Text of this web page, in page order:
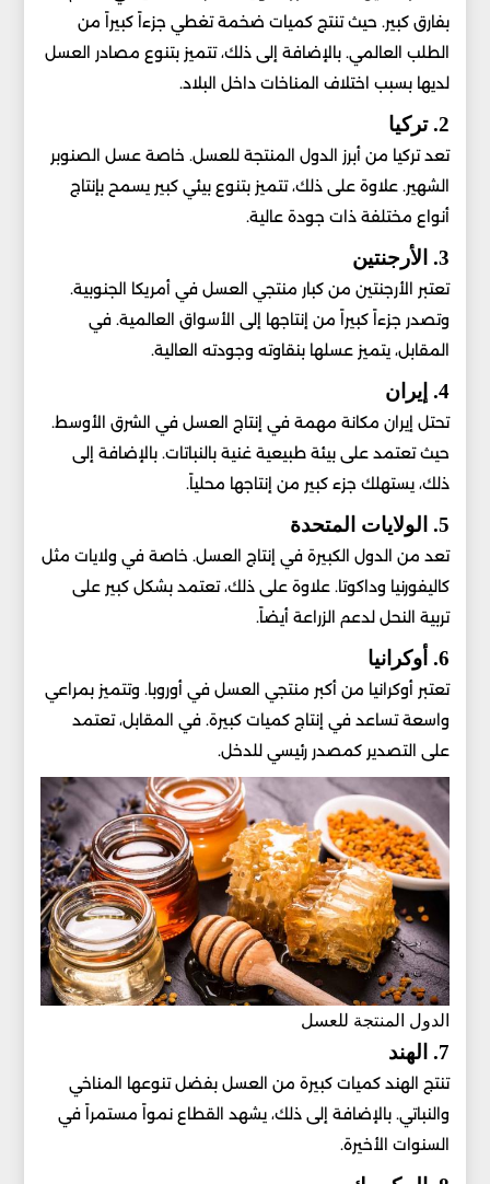
بفارق كبير. حيث تنتج كميات ضخمة تغطي جزءاً كبيراً من
الطلب العالمي. بالإضافة إلى ذلك، تتميز بتنوع مصادر العسل
لديها بسبب اختلاف المناخات داخل البلاد.
2. تركيا
تعد تركيا من أبرز الدول المنتجة للعسل. خاصة عسل الصنوبر
الشهير. علاوة على ذلك، تتميز بتنوع بيئي كبير يسمح بإنتاج
أنواع مختلفة ذات جودة عالية.
3. الأرجنتين
تعتبر الأرجنتين من كبار منتجي العسل في أمريكا الجنوبية.
وتصدر جزءاً كبيراً من إنتاجها إلى الأسواق العالمية. في
المقابل، يتميز عسلها بنقاوته وجودته العالية.
4. إيران
تحتل إيران مكانة مهمة في إنتاج العسل في الشرق الأوسط.
حيث تعتمد على بيئة طبيعية غنية بالنباتات. بالإضافة إلى
ذلك، يستهلك جزء كبير من إنتاجها محلياً.
5. الولايات المتحدة
تعد من الدول الكبيرة في إنتاج العسل. خاصة في ولايات مثل
كاليفورنيا وداكوتا. علاوة على ذلك، تعتمد بشكل كبير على
تربية النحل لدعم الزراعة أيضاً.
6. أوكرانيا
تعتبر أوكرانيا من أكبر منتجي العسل في أوروبا. وتتميز بمراعي
واسعة تساعد في إنتاج كميات كبيرة. في المقابل، تعتمد
على التصدير كمصدر رئيسي للدخل.
الدول المنتجة للعسل
7. الهند
تنتج الهند كميات كبيرة من العسل بفضل تنوعها المناخي
والنباتي. بالإضافة إلى ذلك، يشهد القطاع نمواً مستمراً في
السنوات الأخيرة.